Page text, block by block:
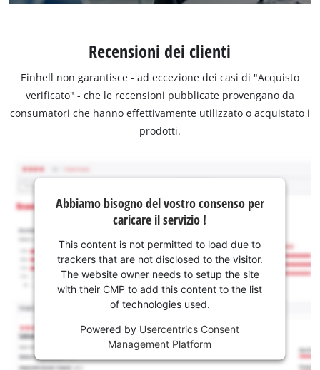
Recensioni dei clienti
Einhell non garantisce - ad eccezione dei casi di "Acquisto
verificato" - che le recensioni pubblicate provengano da
consumatori che hanno effettivamente utilizzato o acquistato i
prodotti.
Abbiamo bisogno del vostro consenso per
caricare il servizio !
This content is not permitted to load due to
trackers that are not disclosed to the visitor.
The website owner needs to setup the site
with their CMP to add this content to the list
of technologies used.
Powered by Usercentrics Consent
Management Platform